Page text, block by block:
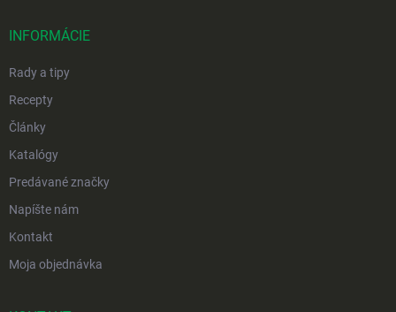
INFORMÁCIE
Rady a tipy
Recepty
Články
Katalógy
Predávané značky
Napíšte nám
Kontakt
Moja objednávka